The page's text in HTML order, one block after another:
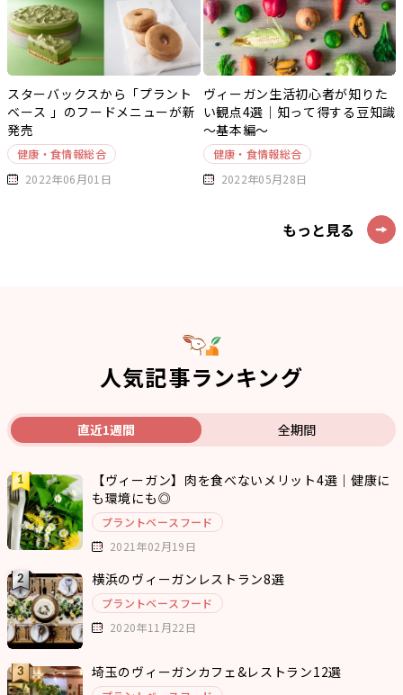
スターバックスから「プラント
ベース 」のフードメニューが新
発売
健康・食情報総合
2022年06月01日
ヴィーガン生活初心者が知りた
い観点4選｜知って得する豆知識
～基本編～
健康・食情報総合
2022年05月28日
もっと見る
人気記事ランキング
直近1週間 全期間
【ヴィーガン】肉を食べないメリット4選｜健康に
も環境にも◎
プラントベースフード
2021年02月19日
横浜のヴィーガンレストラン8選
プラントベースフード
2020年11月22日
埼玉のヴィーガンカフェ&レストラン12選